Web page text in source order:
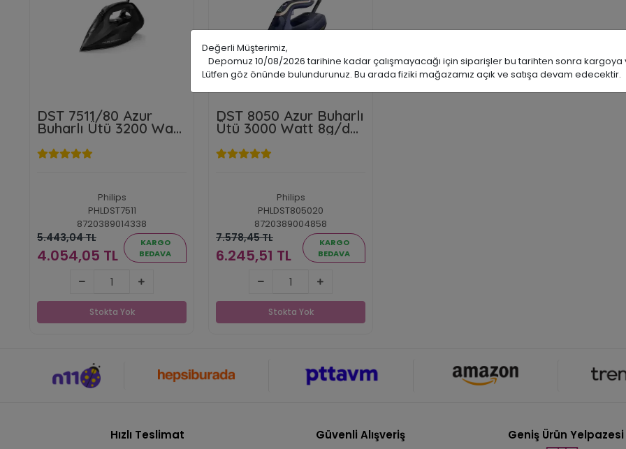
DST 7511/80 Azur
Buharlı Ütü 3200 Watt
260g Şok Buhar
Philips
PHLDST7511
8720389014338
5.443,04 TL
4.054,05 TL
KARGO
BEDAVA
Stokta Yok
DST 8050 Azur Buharlı
Ütü 3000 Watt 8g/dk
Sürekli Buhar 260g
Şok Buhar
Philips
PHLDST805020
8720389004858
7.578,45 TL
6.245,51 TL
KARGO
BEDAVA
Stokta Yok
Hızlı Teslimat Güvenli Alışveriş Geniş Ürün Yelpazesi
Değerli Müşterimiz,
Depomuz 10/08/2026 tarihine kadar çalışmayacağı için siparişler bu tarihten sonra
Lütfen göz önünde bulundurunuz. Bu arada fiziki mağazamız açık ve satışa devam edecektir.